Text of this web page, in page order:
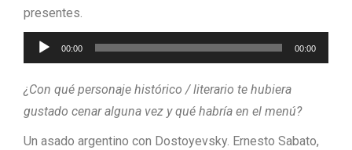
presentes.
Audio-
Player
00:00 00:00
¿Con qué personaje histórico / literario te hubiera
gustado cenar alguna vez y qué habría en el menú?
Un asado argentino con Dostoyevsky. Ernesto Sabato,